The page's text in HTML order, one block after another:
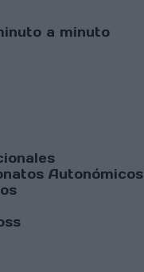
a minuto
Autonómicos